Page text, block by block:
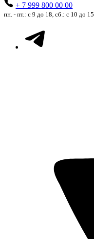
+ 7 999 800 00 00
пн. - пт.: с 9 до 18, сб.: с 10 до 15